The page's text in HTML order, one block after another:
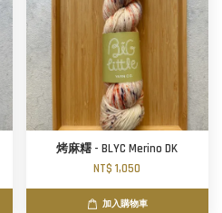
烤麻糬 - BLYC Merino DK
NT$ 1,050
加入購物車